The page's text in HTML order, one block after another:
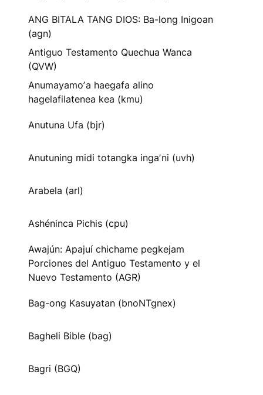
ANG BITALA TANG DIOS: Ba-long Inigoan
(agn)
Antiguo Testamento Quechua Wanca
(QVW)
Anumayamoʼa haegafa alino
hagelafilatenea kea (kmu)
Anutuna Ufa (bjr)
Anutuning midi totangka ingaʼni (uvh)
Arabela (arl)
Ashéninca Pichis (cpu)
Awajún: Apajuí chichame pegkejam
Porciones del Antiguo Testamento y el
Nuevo Testamento (AGR)
Bag-ong Kasuyatan (bnoNTgnex)
Bagheli Bible (bag)
Bagri (BGQ)